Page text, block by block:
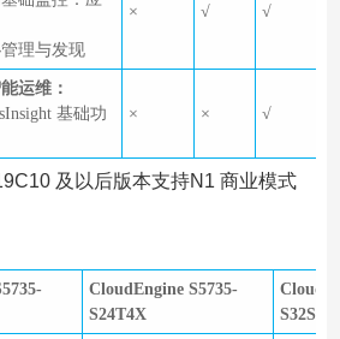
理与发现
× √ √
运维：
基础功
× × √
及以后版本支持N1 商业模式
CloudEngine S5735-
S24T4X